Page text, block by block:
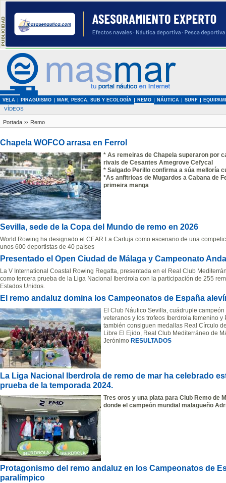
VELA PIRAGÜISMO MAR, PESCA, SUB Y ECOLOGÍA REMO NÁUTICA SURF
VÍDEOS
Portada ›› Remo
Chapela WOFCO arrasa en Ferrol
* As remeiras de Chapela superaron por
rivais de Cesantes Amegrove Cefycal
* Salgado Perillo confirma a súa melloría
*As anfitrioas de Mugardos a Cabana de
primeira manga
Sevilla, sede de la Copa del Mundo de remo en 2026
World Rowing ha designado el CEAR La Cartuja como escenario de una
unos 600 deportistas de 40 países
Presentado el Open Ciudad de Málaga y Campeonato
La V International Coastal Rowing Regatta, presentada en el Real Club
como tercera prueba de la Liga Nacional Iberdrola con la participación de 255
Estados Unidos.
El remo andaluz domina los Campeonatos de España
El Club Náutico Sevilla, cuádruple
veteranos y los trofeos Iberdrola femenino
también consiguen medallas Real Círculo
Libre El Ejido, Real Club Mediterráneo de
Jerónimo RESULTADOS
La Liga Nacional Iberdrola de remo de mar ha celebrado
prueba de la temporada 2024.
Tres oros y una plata para Club Remo de
donde el campeón mundial malagueño
Protagonismo del remo andaluz en los Campeonatos de
paralímpico